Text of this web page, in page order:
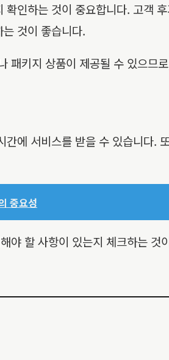
인하는 것이 중요합니다. 고객
것이 좋습니다.
패키지 상품이 제공될 수 있으므
에 서비스를 받을 수 있습니다.
중요성
야 할 사항이 있는지 체크하는 것